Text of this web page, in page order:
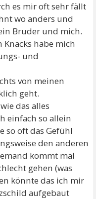
es mir oft sehr fällt
wo anders und
Bruder und mich.
habe mich
und
von meinen
geht.
das alles
einfach so allein
so oft das Gefühl
den anderen
kommt mal
gehen (was
könnte das ich mir
aufgebaut